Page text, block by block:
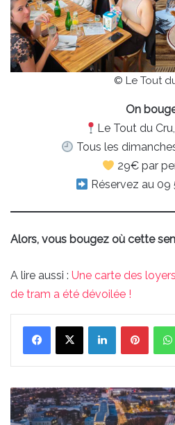
© Le Tout
On
Le Tout du
Tous les
29€ par
Réservez au
Alors, vous bougez où cette
A lire aussi : Une carte des
de tram a été dévoilée !
Linkedin
Où
Bouger